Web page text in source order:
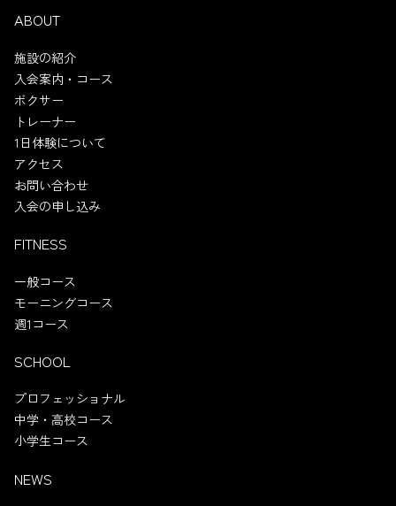
ABOUT
施設の紹介
入会案内・コース
ボクサー
トレーナー
1日体験について
アクセス
お問い合わせ
入会の申し込み
FITNESS
一般コース
モーニングコース
週1コース
SCHOOL
プロフェッショナル
中学・高校コース
小学生コース
NEWS